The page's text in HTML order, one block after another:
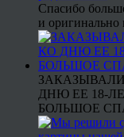
Спасибо
и
ДНЮ ЕЕ 18-
БОЛЬШОЕ